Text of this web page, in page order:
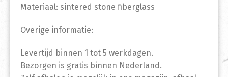
Materiaal: sintered stone fiberglass
Overige informatie:
Levertijd binnen 1 tot 5 werkdagen.
Bezorgen is gratis binnen Nederland.